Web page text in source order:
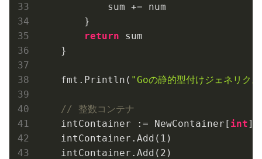
            sum += num
        }
return sum
    }
    fmt.Println(
"Goの静的型付けジェネリク
// 整数コンテナ
    intContainer := NewContainer[
int
    intContainer.Add(
1 )
    intContainer.Add(
2 )